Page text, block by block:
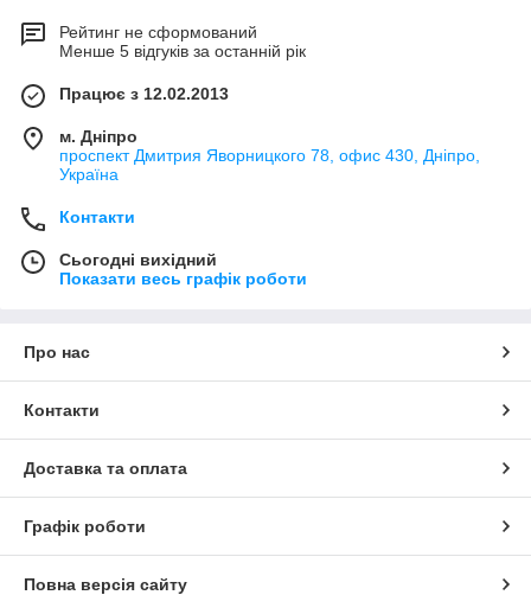
Рейтинг не сформований
Менше 5 відгуків за останній рік
Працює з 12.02.2013
м. Дніпро
проспект Дмитрия Яворницкого 78, офис 430, Дніпро,
Україна
Контакти
Сьогодні вихідний
Показати весь графік роботи
Про нас
Контакти
Доставка та оплата
Графік роботи
Повна версія сайту